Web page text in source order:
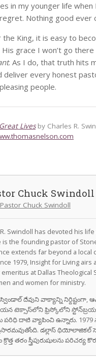
in my younger life
Nothing good
King, it is easy to
grace I won’t go
. As I do, that truth hits
deliver every honest
people.
Lives by Charles R.
Chuck Swindoll
Chuck Swindoll
Swindoll has devoted his
is the founding pastor of
extends far beyond a local
1979, Insight for Living
at Dallas
and women for ministry.
స్విండాల్ దేవుని వాక్యాన్ని
టెక్సాస్‌లోని ఫ్రిస్కోలోని
పరిధి దాటి వ్యాపించి ఉన్నారు. 1979
డల్లాస్
తరం స్త్రీపురుషులను